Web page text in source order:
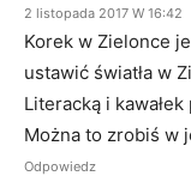
2 listopada 2017 W 16:42
Korek w Zielonce
ustawić światła w
Literacką i
Można to zrobiś w
Odpowiedz